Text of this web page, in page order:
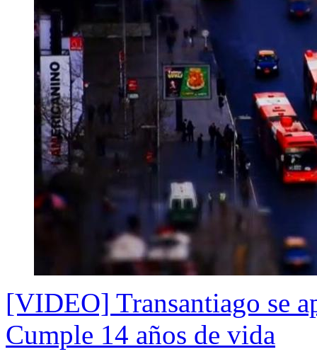
[VIDEO] Transantiago se
Cumple 14 años de vida